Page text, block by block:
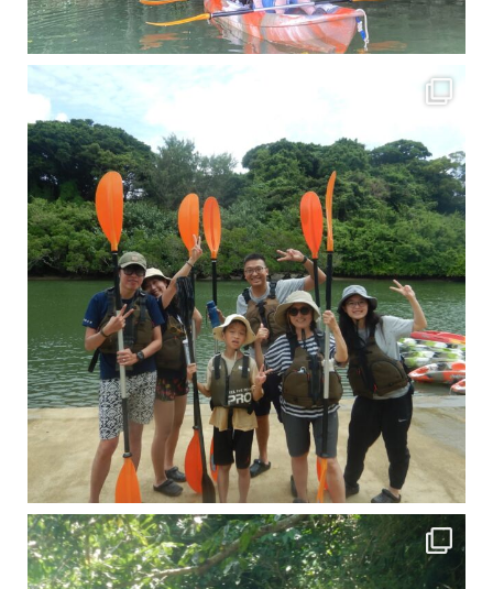
梅雨真っ只中の沖縄ですが 今日もカンカンに晴れてくれました！！
今日は満潮だっ
引き潮だったの